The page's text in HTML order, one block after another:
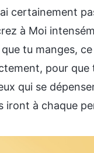
certainement
à Moi
tu manges,
pour que
qui se
iront à chaque